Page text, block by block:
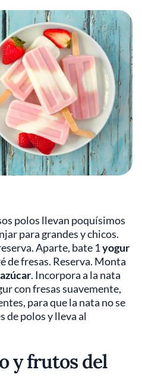
polos llevan poquísimos
para grandes y chicos.
Aparte, bate 1yogur
de fresas. Reserva. Monta
azúcar. Incorpora a la nata
con fresas suavemente,
para que la nata no se
de polos y lleva al
y frutos del